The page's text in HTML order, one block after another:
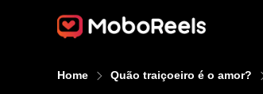
Home Quão traiçoeiro é o amor?